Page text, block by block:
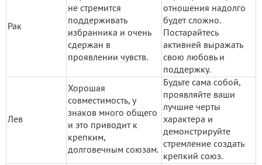
Рак
не стремится
поддерживать
избранника и очень
сдержан в
проявлении чувств.
отношения надолго
будет сложно.
Постарайтесь
активней выражать
свою любовь и
поддержку.
Лев
Хорошая
совместимость, у
знаков много общего
и это приводит к
крепким,
долговечным союзам.
Будьте сама собой,
проявляйте ваши
лучшие черты
характера и
демонстрируйте
стремление создать
крепкий союз.